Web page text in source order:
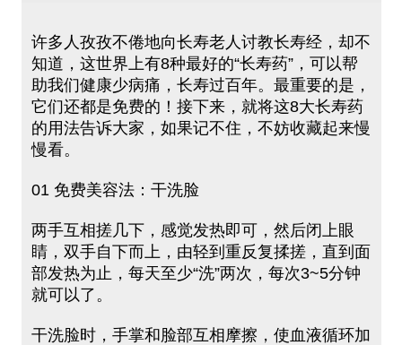
许多人孜孜不倦地向长寿老人讨教长寿经，却不
知道，这世界上有8种最好的“长寿药”，可以帮
助我们健康少病痛，长寿过百年。最重要的是，
它们还都是免费的！接下来，就将这8大长寿药
的用法告诉大家，如果记不住，不妨收藏起来慢
慢看。
01 免费美容法：干洗脸
两手互相搓几下，感觉发热即可，然后闭上眼
睛，双手自下而上，由轻到重反复揉搓，直到面
部发热为止，每天至少“洗”两次，每次3~5分钟
就可以了。
干洗脸时，手掌和脸部互相摩擦，使血液循环加